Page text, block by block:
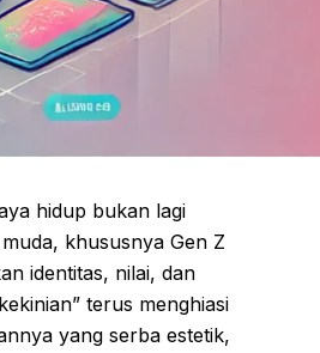
hidup bukan lagi
khususnya Gen Z
identitas, nilai, dan
terus menghiasi
yang serba estetik,